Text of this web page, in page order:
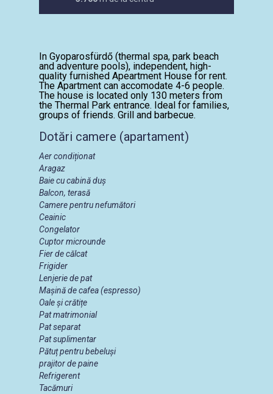
In Gyoparosfürdő (thermal spa, park beach
and adventure pools), independent, high-
quality furnished Apeartment House for rent.
The Apartment can accomodate 4-6 people.
The house is located only 130 meters from
the Thermal Park entrance. Ideal for families,
groups of friends. Grill and barbecue.
Dotări camere (apartament)
Aer condiționat
Aragaz
Baie cu cabină duș
Balcon, terasă
Camere pentru nefumători
Ceainic
Congelator
Cuptor microunde
Fier de călcat
Frigider
Lenjerie de pat
Mașină de cafea (espresso)
Oale și crătițe
Pat matrimonial
Pat separat
Pat suplimentar
Pătuț pentru bebeluși
prajitor de paine
Refrigerent
Tacămuri